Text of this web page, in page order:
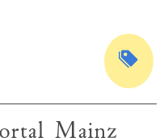
Mainz